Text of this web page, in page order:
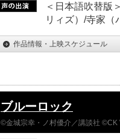
＜日本語吹替版
リィズ）/寺家（
作品情報・上映スケジュール
ブルーロック
©金城宗幸・ノ村優介／講談社 ©CK